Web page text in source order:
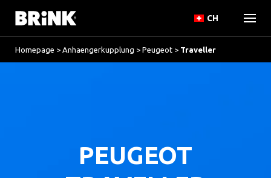
CH
Homepage > Anhaengerkupplung > Peugeot > Traveller
PEUGEOT